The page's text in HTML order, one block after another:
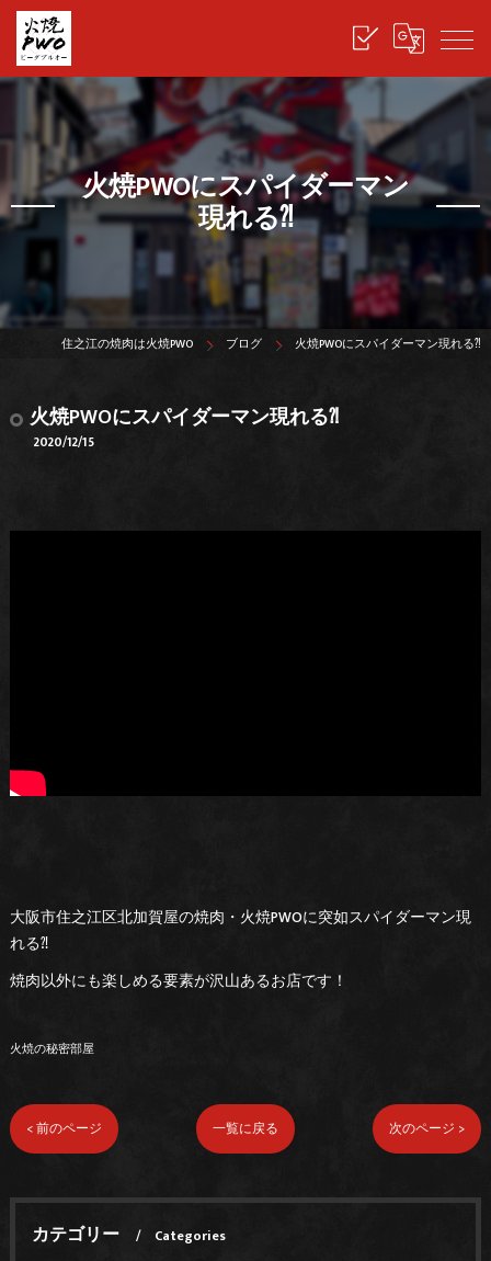
火焼PWOにスパイダーマン
現れる⁈
住之江の焼肉は火焼PWO ブログ 火焼PWOにスパイダーマン現れる⁈
火焼PWOにスパイダーマン現れる⁈
2020/12/15
大阪市住之江区北加賀屋の焼肉・火焼PWOに突如スパイダーマン現
れる⁈
焼肉以外にも楽しめる要素が沢山あるお店です！
火焼の秘密部屋
< 前のページ 一覧に戻る 次のページ >
カテゴリー
Categories